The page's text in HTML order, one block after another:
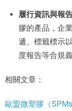
履行資訊與報
膠的產品，企
遞、標籤標示
度報告等合規義
相關文章：
歐盟微塑膠（